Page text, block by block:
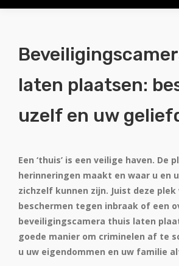
laten plaatsen:
uzelf en uw
Een ‘thuis’ is een veilige haven. De
herinneringen maakt en waar u en
zichzelf kunnen zijn. Juist deze
beschermen tegen inbraak of een
beveiligingscamera thuis laten
goede manier om criminelen af te
u uw eigendommen en uw familie